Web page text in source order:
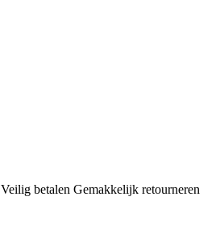
Veilig betalen Gemakkelijk retourneren